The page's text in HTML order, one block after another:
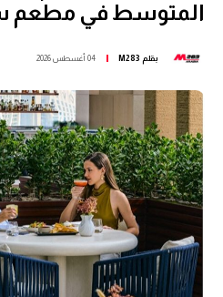
المتوسط في مطعم
بقلم M283 04 أغسطس 2026